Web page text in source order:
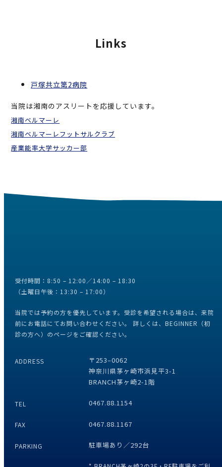
Links
戸塚共立第2病院
当院は湘南のアスリートを応援しています。
湘南ベルマーレ
湘南ベルマーレフットサルクラブ
産業能率大学サッカー部
受付時間：8:50 – 12:00／14:00 – 18:30
（土曜日午後：13:30 – 17:00）
当院では予約の方を優先しています。受診を希望される場合は、 来院
前にお電話にてお問い合わせください。
詳しくは、 BEGINNER（初
診の方へ）のページをご確認ください。
ADDRESS
〒253–0062
神奈川県茅ヶ崎市浜見平3-1
BRANCH茅ヶ崎2-1階
TEL 0467.88.1154
FAX 0467.88.1167
PARKING 駐車場あり／292台